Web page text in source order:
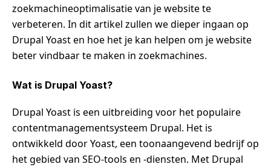
zoekmachineoptimalisatie van je website te
verbeteren. In dit artikel zullen we dieper ingaan op
Drupal Yoast en hoe het je kan helpen om je website
beter vindbaar te maken in zoekmachines.
Wat is Drupal Yoast?
Drupal Yoast is een uitbreiding voor het populaire
contentmanagementsysteem Drupal. Het is
ontwikkeld door Yoast, een toonaangevend bedrijf op
het gebied van SEO-tools en -diensten. Met Drupal